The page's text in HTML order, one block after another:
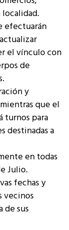
efectuarán
el vínculo con
de
y
que el
turnos para
destinadas a
en todas
Julio.
fechas y
vecinos
de sus